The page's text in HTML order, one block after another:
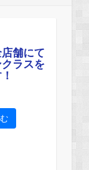
舗にて
ラスを